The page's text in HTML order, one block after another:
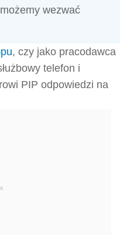
wezwać
, czy jako pracodawca
telefon i
PIP odpowiedzi na